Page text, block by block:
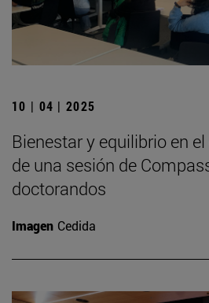
10 | 04 | 2025
Bienestar y equilibrio en
de una sesión de
doctorandos
Imagen Cedida